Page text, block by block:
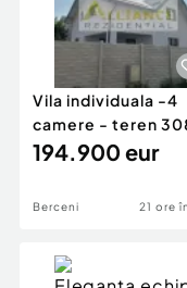
Inchiriere Bunuri si
Vila individuala -4
camere - teren
- Str. Padurea C...
194.900 eur
Berceni 21 ore